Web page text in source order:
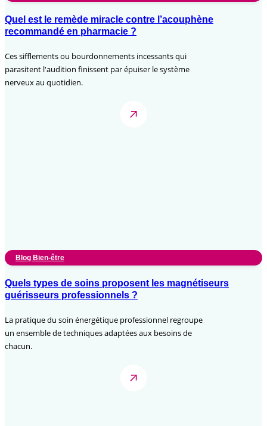
Quel est le remède miracle contre l’acouphène
recommandé en pharmacie ?
Ces sifflements ou bourdonnements incessants qui
parasitent l'audition finissent par épuiser le système
nerveux au quotidien.
Blog Bien-être
Quels types de soins proposent les magnétiseurs
guérisseurs professionnels ?
La pratique du soin énergétique professionnel regroupe
un ensemble de techniques adaptées aux besoins de
chacun.